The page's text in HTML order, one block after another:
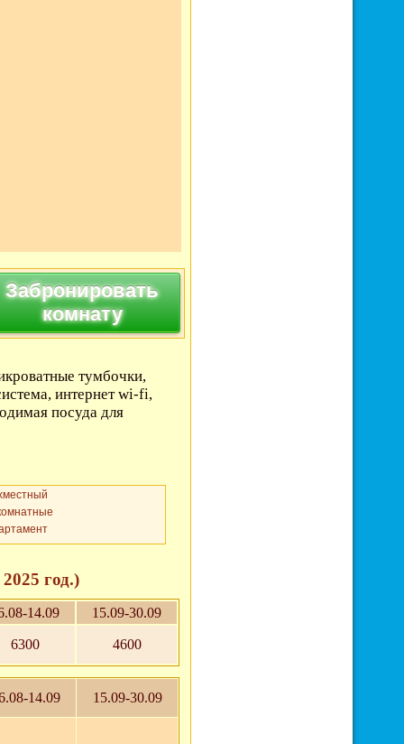
Забронировать
комнату
тумбочки,
интернет wi-fi,
посуда для
год.)
14.09
15.09-30.09
6300 4600
14.09 15.09-30.09